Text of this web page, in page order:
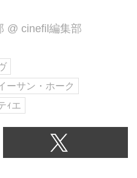
@ cinefil編集部
ーサン・ホーク
ｨエ